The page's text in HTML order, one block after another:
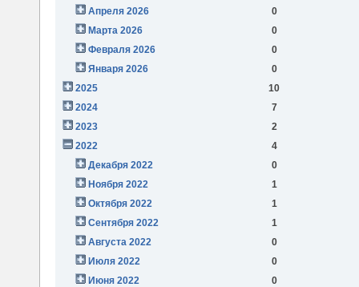
Апреля 2026
0
Марта 2026
0
Февраля 2026
0
Января 2026
0
2025
10
2024
7
2023
2
2022
4
Декабря 2022
0
Ноября 2022
1
Октября 2022
1
Сентября 2022
1
Августа 2022
0
Июля 2022
0
Июня 2022
0